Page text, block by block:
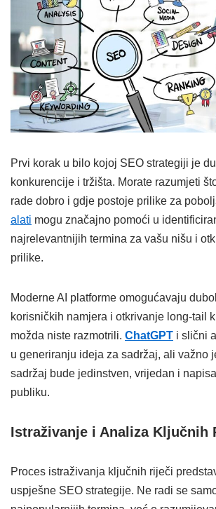
Prvi korak u bilo kojoj SEO strategiji je
konkurencije i tržišta. Morate razumjeti
rade dobro i gdje postoje prilike za
alati mogu značajno pomoći u
najrelevantnijih termina za vašu nišu i
prilike.
Moderne AI platforme omogućavaju
korisničkih namjera i otkrivanje long-tail
možda niste razmotrili. ChatGPT i slični
u generiranju ideja za sadržaj, ali važno
sadržaj bude jedinstven, vrijedan i
publiku.
Istraživanje i Analiza Ključnih
Proces istraživanja ključnih riječi
uspješne SEO strategije. Ne radi se